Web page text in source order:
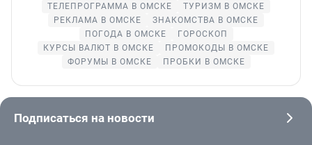
ТЕЛЕПРОГРАММА В ОМСКЕ
ТУРИЗМ В ОМСКЕ
РЕКЛАМА В ОМСКЕ
ЗНАКОМСТВА В ОМСКЕ
ПОГОДА В ОМСКЕ
ГОРОСКОП
КУРСЫ ВАЛЮТ В ОМСКЕ
ПРОМОКОДЫ В ОМСКЕ
ФОРУМЫ В ОМСКЕ
ПРОБКИ В ОМСКЕ
Подписаться на новости